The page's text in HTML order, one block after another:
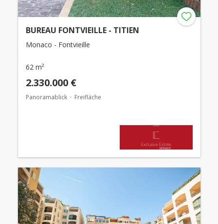
BUREAU FONTVIEILLE - TITIEN
Monaco - Fontvieille
62 m²
2.330.000 €
Panoramablick Freifläche